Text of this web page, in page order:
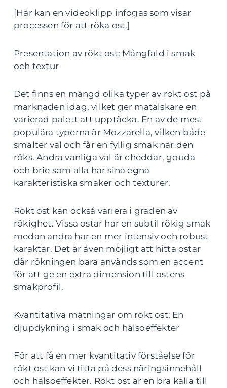
[Här kan en videoklipp infogas som visar
processen för att röka ost.]
Presentation av rökt ost: Mångfald i smak
och textur
Det finns en mängd olika typer av rökt ost på
marknaden idag, vilket ger matälskare en
varierad palett att upptäcka. En av de mest
populära typerna är Mozzarella, vilken både
smälter väl och får en fyllig smak när den
röks. Andra vanliga val är cheddar, gouda
och brie som alla har sina egna
karakteristiska smaker och texturer.
Rökt ost kan också variera i graden av
rökighet. Vissa ostar har en subtil rökig smak
medan andra har en mer intensiv och robust
karaktär. Det är även möjligt att hitta ostar
där rökningen bara används som en accent
för att ge en extra dimension till ostens
smakprofil.
Kvantitativa mätningar om rökt ost: En
djupdykning i smak och hälsoeffekter
För att få en mer kvantitativ förståelse för
rökt ost kan vi titta på dess näringsinnehåll
och hälsoeffekter. Rökt ost är en bra källa till